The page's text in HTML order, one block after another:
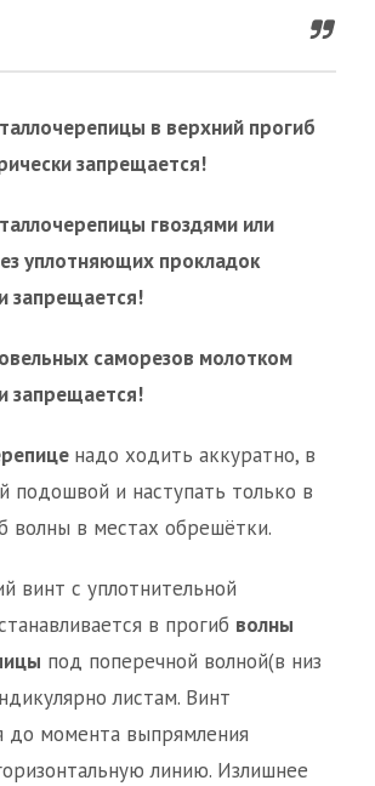
в верхний прогиб
запрещается!
гвоздями или
уплотняющих прокладок
запрещается!
саморезов молотком
запрещается!
надо ходить аккуратно, в
подошвой и наступать только в
волны в местах обрешётки.
винт с уплотнительной
в прогиб волны
под поперечной волной(в низ
листам. Винт
до момента выпрямления
линию. Излишнее